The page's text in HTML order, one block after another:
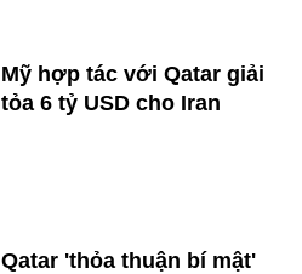
Mỹ hợp tác với Qatar giải
tỏa 6 tỷ USD cho Iran
Qatar 'thỏa thuận bí mật'